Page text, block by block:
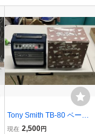
Tony Smith TB-80 ベース
アンプ 通電確認済み 元箱
現在 2,500円